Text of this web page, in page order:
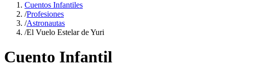
Cuentos Infantiles
/Profesiones
/Astronautas
/El Vuelo Estelar de Yuri
Cuento Infantil